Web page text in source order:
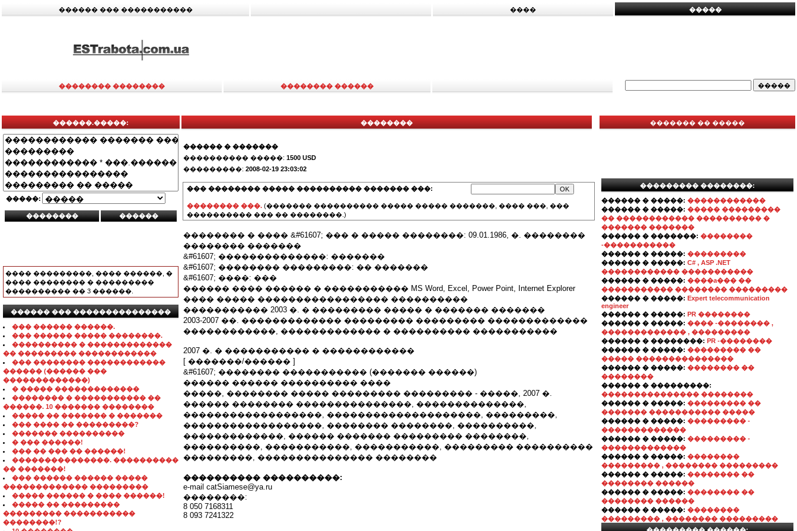
������ ��� ����������� ���� �����
�������� �������� �������� ������
������.�����:
�����:
���� ���������, ���� ������, �
���� �������� � ���������
���������� �� 3 ������.
������ ��� ���������������
��� ������ ������.
��� ������ ����� ��������.
���������� � �������������
�� ��������� ������������
��� �������� ������������
������ (������ ���
�������������)
� ����� �������������
�������� � ����������� ��
������. 10 ������� ��������
����� �� ������� � �������
��� ���� �� ���������?
������� ����������
� ��� ������!
��� �� ��� �� ������!
���������������. ����������
�� �������!
��� ������ ������ �����
������������� ���������
����� ������ � ���� ������!
����� �� ���������
��������� �����������
��������!?
��������
������ � �������
���������� �����: 1500 USD
���������: 2008-02-19 23:03:02
��� �������� ����� ���������� ������� ���:
�������� ���. (������� ���������� ����� ����� �������, ���� ���, ���
���������� ��� �� ��������.)
�������� � ���� &#61607; ��� � ����� ��������: 09.01.1986, �. ��������
�������� �������
&#61607; ��������������: �������
&#61607; �������� ���������: �� �������
&#61607; ����: ���
������ ���� ������ � ����������� MS Word, Excel, Power Point, Internet Explorer
���� ����� ����������������� ����������
����������� 2003 �. � ��������� ����� � ������� �������
2003-2007 ��. ������������� ��������� ��������� �������������
������������, ������������� � ���������� �����������
2007 �. � ����������� � ������������
[ �������/������ ]
&#61607; �������� ����������� (������� ������)
������ ������ ���������� ����
�����, �������� ����� ��������� ��������� - �����, 2007 �.
������ �������� ���������������, ��������������,
������������������, ��������������������, ���������,
������������������, �������� ��������, ����������,
�������������, ������ ������� ��������� ��������,
����������, �����������, �����������, ��������� ����������
���������, ��������������� ��������
���������� ����������:
e-mail catSiamese@ya.ru
��������:
8 050 7168311
8 093 7241322
������� �� �����
��������� ��������:
������ � �����: ������������
������ � �����: ����� ���������
�� ������������ ���������� �
������� �������
������ � �������: ��������
-�����������
������ � �����: ���������
������ � �����: C# , ASP .NET
������������ �����������
������ � �����: ����a��� ��
����������� �������� ���������
������ � �����: Expert telecommunication
engineer
������ � �����: PR ��������
������ � �����: ���� -�������� ,
������������� , ���������
������ � ��������: PR -��������
������ � �����: ��������� ��
����� ���������������
������ � �����: �������� ��
��������
������ � ���������:
��������������� ��������
������ � �����: ��������� ��
������� ����������� �����
������ � �����: ��������� -
�������������
������ � �����: ��������� -
�������������
������ � �����: ��������
��������� , �������� ���������
������ � �����: �������� ��
�������� ������
������ � �����: �������� ��
�������� ������
������ � �����: ��������
��������� , �������� ���������